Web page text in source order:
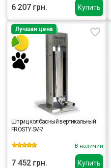
Купить
6 207 грн.
Купить
Лучшая цена
Шприц колбасный вертикальный
FROSTY SV-7
В наличии
7 452 грн.